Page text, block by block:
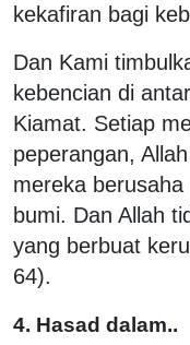
kekafiran bagi
Dan Kami
kebencian di
Kiamat. Setiap
peperangan,
mereka
bumi. Dan Allah
yang berbuat
64).
4. Hasad dalam..